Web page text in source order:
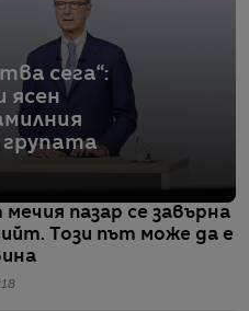
сега“:
ясен
групата
пазар се завърна
Този път може да е